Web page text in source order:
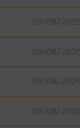
03/08/
03/08/
03/08/
03/08/